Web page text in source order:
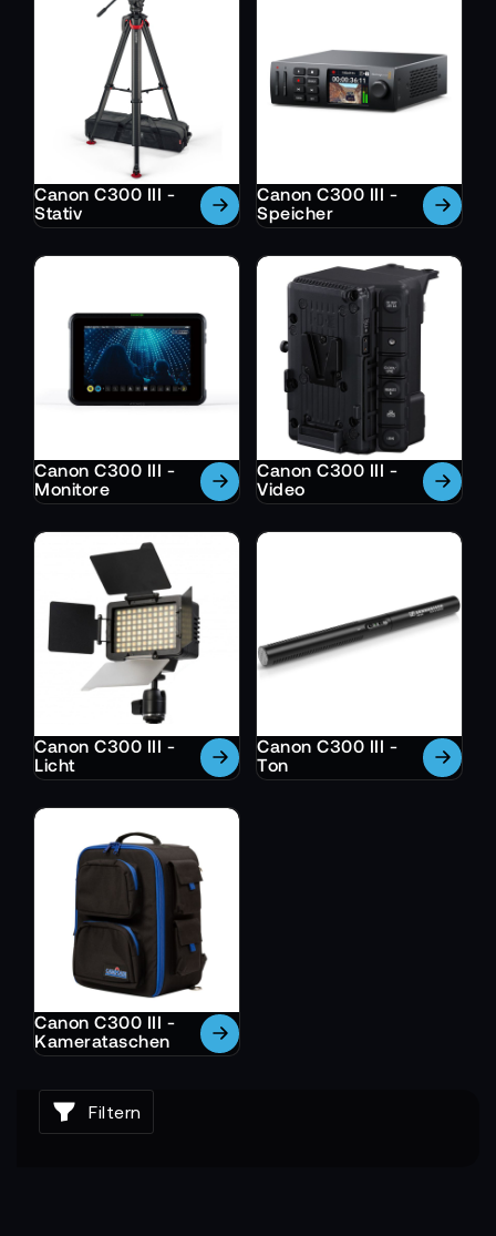
Canon C300 III -
Stativ
Canon C300 III -
Speicher
Canon C300 III -
Monitore
Canon C300 III -
Video
Canon C300 III -
Licht
Canon C300 III -
Ton
Canon C300 III -
Kamerataschen
Filtern